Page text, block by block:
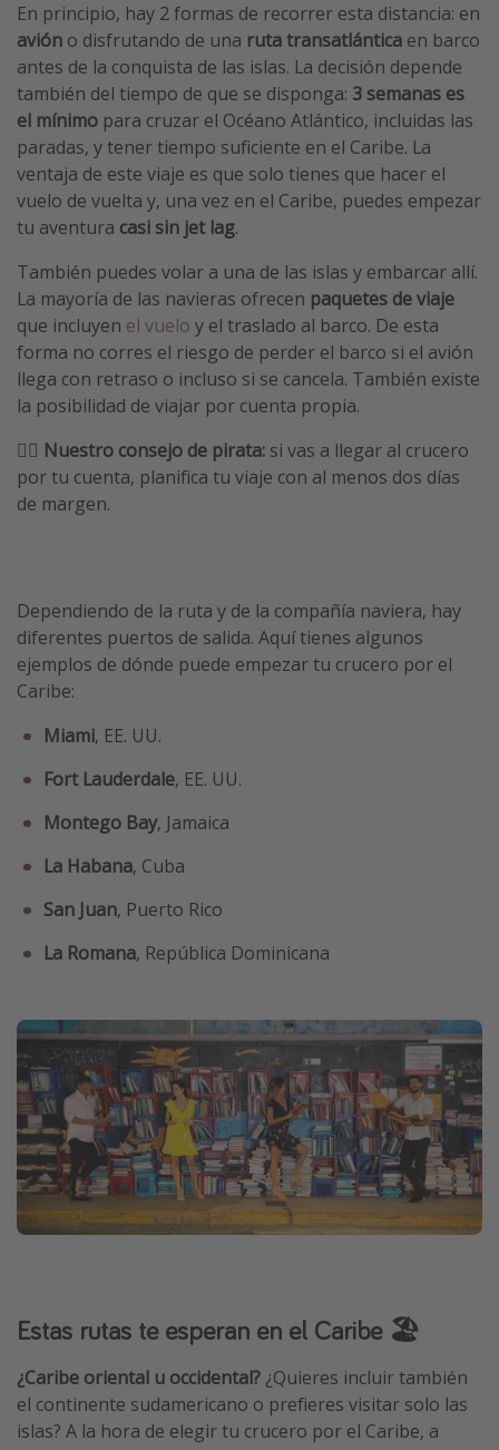
En principio, hay 2 formas de recorrer esta distancia: en
avión o disfrutando de una ruta transatlántica en barco
antes de la conquista de las islas. La decisión depende
también del tiempo de que se disponga: 3 semanas es
el mínimo para cruzar el Océano Atlántico, incluidas las
paradas, y tener tiempo suficiente en el Caribe. La
ventaja de este viaje es que solo tienes que hacer el
vuelo de vuelta y, una vez en el Caribe, puedes empezar
tu aventura casi sin jet lag.
También puedes volar a una de las islas y embarcar allí.
La mayoría de las navieras ofrecen paquetes de viaje
que incluyen el vuelo y el traslado al barco. De esta
forma no corres el riesgo de perder el barco si el avión
llega con retraso o incluso si se cancela. También existe
la posibilidad de viajar por cuenta propia.
🏴‍☠️ Nuestro consejo de pirata: si vas a llegar al crucero
por tu cuenta, planifica tu viaje con al menos dos días
de margen.
Dependiendo de la ruta y de la compañía naviera, hay
diferentes puertos de salida. Aquí tienes algunos
ejemplos de dónde puede empezar tu crucero por el
Caribe:
Miami, EE. UU.
Fort Lauderdale, EE. UU.
Montego Bay, Jamaica
La Habana, Cuba
San Juan, Puerto Rico
La Romana, República Dominicana
Estas rutas te esperan en el Caribe 🏖️
¿Caribe oriental u occidental? ¿Quieres incluir también
el continente sudamericano o prefieres visitar solo las
islas? A la hora de elegir tu crucero por el Caribe, a